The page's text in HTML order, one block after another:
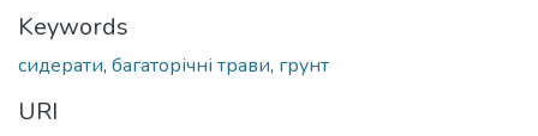
Keywords
сидерати, багаторічні трави, грунт
URI